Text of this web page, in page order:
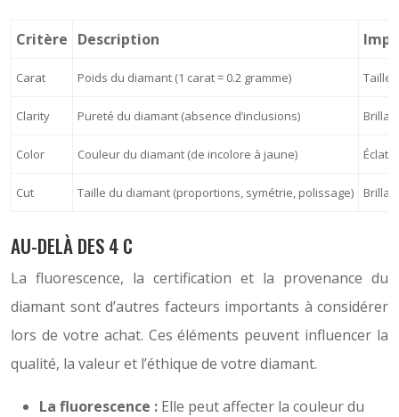
Critère Description
Carat Poids du diamant (1 carat = 0.2 gramme) Taille
Clarity Pureté du diamant (absence d’inclusions)
Color Couleur du diamant (de incolore à jaune) Éclat
Cut Taille du diamant (proportions, symétrie, polissage)
AU-DELÀ DES 4 C
La fluorescence, la certification et la provenance du
diamant sont d’autres facteurs importants à considérer
lors de votre achat. Ces éléments peuvent influencer la
qualité, la valeur et l’éthique de votre diamant.
La fluorescence : Elle peut affecter la couleur du